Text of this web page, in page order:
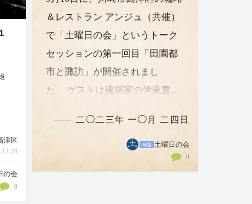
津区
の会
0
＆レストラン アンジュ（共催）
で「土曜日の会」というトーク
セッションの第一回目「田園都
市と諏訪」が開催されまし
た。 ゲストは建築家の伊東豊雄
らプロダクションの由井英さん
が、ゲストから仕事にまつわる
「もの語り」を引き出していく
二◯二三年 一◯月 二四日
土曜日の会
0